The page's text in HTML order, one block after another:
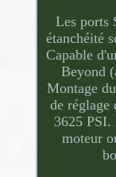
Les ports
étanchéité
Capable
Beyond
Montage
de réglage
3625
moteur